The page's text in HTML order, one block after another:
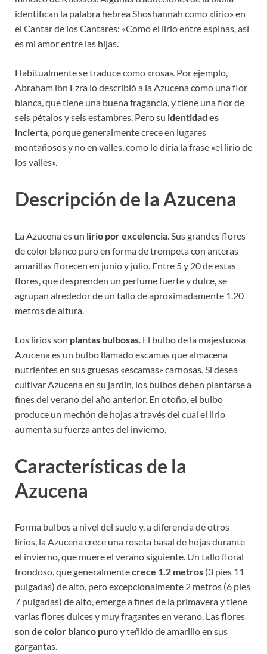
identifican la palabra hebrea Shoshannah como «lirio» en
el Cantar de los Cantares: «Como el lirio entre espinas, así
es mi amor entre las hijas.
Habitualmente se traduce como «rosa». Por ejemplo,
Abraham ibn Ezra lo describió a la Azucena como una flor
blanca, que tiene una buena fragancia, y tiene una flor de
seis pétalos y seis estambres. Pero su identidad es
incierta, porque generalmente crece en lugares
montañosos y no en valles, como lo diría la frase «el lirio de
los valles».
Descripción de la Azucena
La Azucena es un lirio por excelencia. Sus grandes flores
de color blanco puro en forma de trompeta con anteras
amarillas florecen en junio y julio. Entre 5 y 20 de estas
flores, que desprenden un perfume fuerte y dulce, se
agrupan alrededor de un tallo de aproximadamente 1.20
metros de altura.
Los lirios son plantas bulbosas. El bulbo de la majestuosa
Azucena es un bulbo llamado escamas que almacena
nutrientes en sus gruesas «escamas» carnosas. Si desea
cultivar Azucena en su jardín, los bulbos deben plantarse a
fines del verano del año anterior. En otoño, el bulbo
produce un mechón de hojas a través del cual el lirio
aumenta su fuerza antes del invierno.
Características de la
Azucena
Forma bulbos a nivel del suelo y, a diferencia de otros
lirios, la Azucena crece una roseta basal de hojas durante
el invierno, que muere el verano siguiente. Un tallo floral
frondoso, que generalmentecrece 1.2 metros (3 pies 11
pulgadas) de alto, pero excepcionalmente 2 metros (6 pies
7 pulgadas) de alto, emerge a fines de la primavera y tiene
varias flores dulces y muy fragantes en verano. Las flores
son de color blanco puroy teñido de amarillo en sus
gargantas.